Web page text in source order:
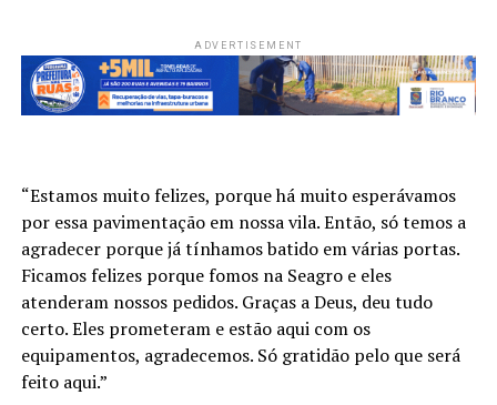
ADVERTISEMENT
“Estamos muito felizes, porque há muito esperávamos
por essa pavimentação em nossa vila. Então, só temos a
agradecer porque já tínhamos batido em várias portas.
Ficamos felizes porque fomos na Seagro e eles
atenderam nossos pedidos. Graças a Deus, deu tudo
certo. Eles prometeram e estão aqui com os
equipamentos, agradecemos. Só gratidão pelo que será
feito aqui.”